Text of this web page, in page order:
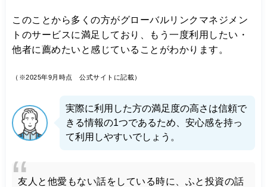
このことから多くの方がグローバルリンクマネジメン
トのサービスに満足しており、もう一度利用したい・
他者に薦めたいと感じていることがわかります。
（※2025年9月時点 公式サイトに記載）
実際に利用した方の満足度の高さは信頼で
きる情報の1つであるため、安心感を持っ
て利用しやすいでしょう。
友人と他愛もない話をしている時に、ふと投資の話